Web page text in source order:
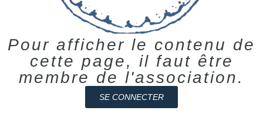
Pour afficher le contenu de
cette page, il faut être
membre de l'association.
SE CONNECTER